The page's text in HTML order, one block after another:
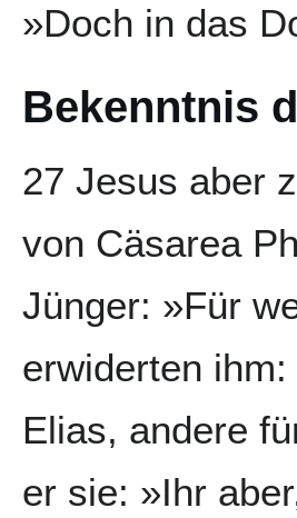
»Doch in das
Bekenntnis
27 Jesus aber
von Cäsarea
Jünger: »Für
erwiderten
Elias, andere
er sie: »Ihr